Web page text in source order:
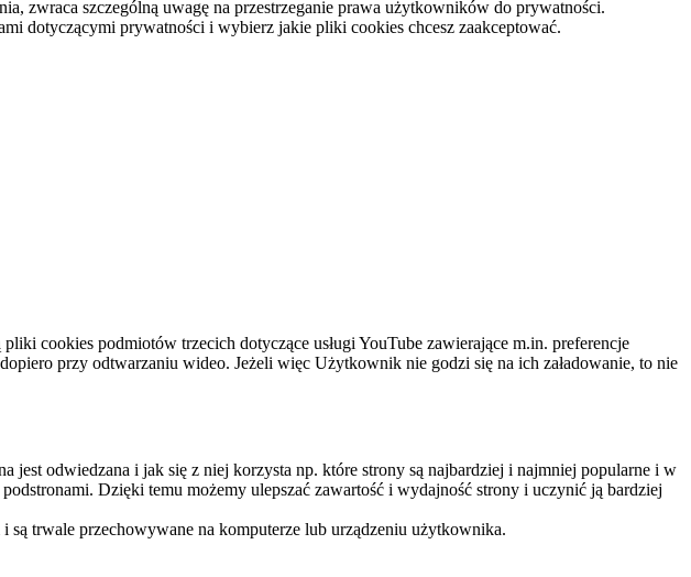
zwraca szczególną uwagę na przestrzeganie prawa użytkowników do prywatności.
dotyczącymi prywatności i wybierz jakie pliki cookies chcesz zaakceptować.
cookies podmiotów trzecich dotyczące usługi YouTube zawierające m.in. preferencje
przy odtwarzaniu wideo. Jeżeli więc Użytkownik nie godzi się na ich załadowanie, to nie
jest odwiedzana i jak się z niej korzysta np. które strony są najbardziej i najmniej popularne i w
Dzięki temu możemy ulepszać zawartość i wydajność strony i uczynić ją bardziej
trwale przechowywane na komputerze lub urządzeniu użytkownika.